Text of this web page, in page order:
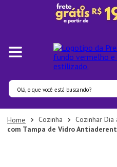
Olá, o que você está buscando?
Cozinha Cozinhar Dia
com Tampa de Vidro
Termos mais buscados
1 º
Panelas